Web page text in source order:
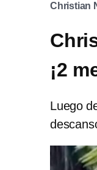
Christian
¡2
Luego